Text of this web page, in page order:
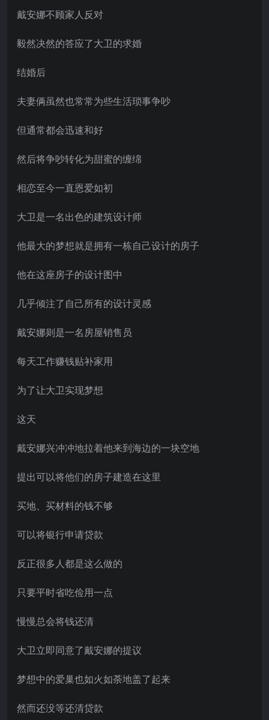
戴安娜不顾家人反对
毅然决然的答应了大卫的求婚
结婚后
夫妻俩虽然也常常为些生活琐事争吵
但通常都会迅速和好
然后将争吵转化为甜蜜的缠绵
相恋至今一直恩爱如初
大卫是一名出色的建筑设计师
他最大的梦想就是拥有一栋自己设计的房子
他在这座房子的设计图中
几乎倾注了自己所有的设计灵感
戴安娜则是一名房屋销售员
每天工作赚钱贴补家用
为了让大卫实现梦想
这天
戴安娜兴冲冲地拉着他来到海边的一块空地
提出可以将他们的房子建造在这里
买地、买材料的钱不够
可以将银行申请贷款
反正很多人都是这么做的
只要平时省吃俭用一点
慢慢总会将钱还清
大卫立即同意了戴安娜的提议
梦想中的爱巢也如火如荼地盖了起来
然而还没等还清贷款